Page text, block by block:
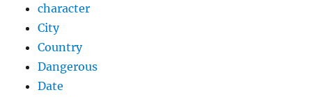
character
City
Country
Dangerous
Date